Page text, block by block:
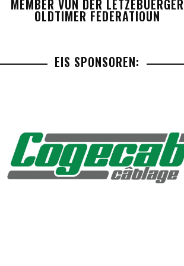
MEMBER VUN DER LETZEBUERGER
OLDTIMER FEDERATIOUN
EIS SPONSOREN: